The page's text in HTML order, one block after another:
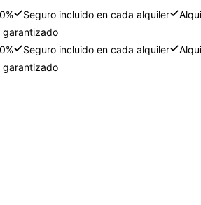
Seguro incluido en cada alquiler
garantizado
Seguro incluido en cada alquiler
garantizado